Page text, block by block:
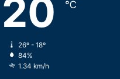
20 ℃
26º - 18º
84%
1.34 km/h